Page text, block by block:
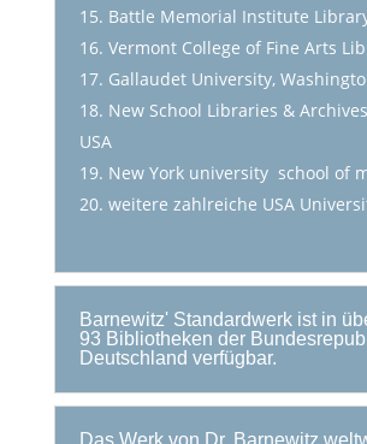
Battle Memorial Institute
Vermont College of Fine Arts
Gallaudet University,
New School Libraries &
USA
New York university school of
weitere zahlreiche USA
Barnewitz' Standardwerk ist in
93 Bibliotheken der
Deutschland verfügbar.